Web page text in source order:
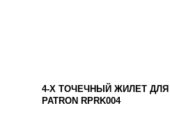
4-Х ТОЧЕЧНЫЙ ЖИЛЕТ
PATRON RPRK004